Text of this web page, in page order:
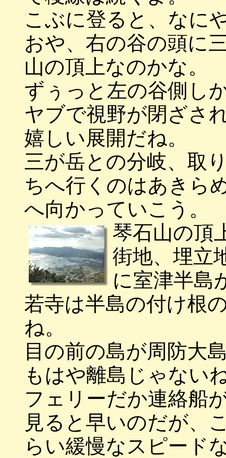
こぶに登ると、なに
おや、右の谷の頭に
山の頂上なのかな。
ずぅっと左の谷側し
ヤブで視野が閉ざさ
嬉しい展開だね。
三が岳との分岐、取
ちへ行くのはあきら
へ向かっていこう。
琴石山の頂
街地、埋立
に室津半島
若寺は半島の付け根
ね。
目の前の島が周防大
もはや離島じゃない
フェリーだか連絡船
見ると早いのだが、
らい緩慢なスピード